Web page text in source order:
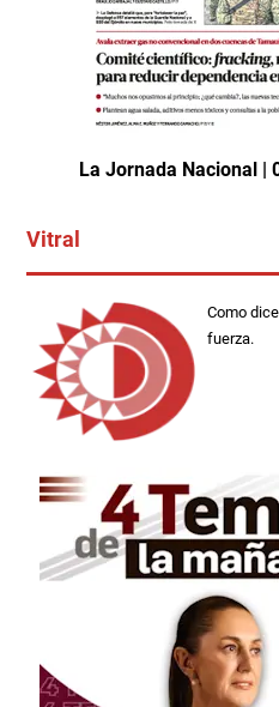
La Jornada Nacional |
Vitral
Como
fuerza.